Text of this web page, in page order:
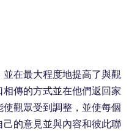
在最大程度地提高了與觀
傳的方式並在他們返回家
觀眾受到調整，並使每個
的意見並與內容和彼此聯